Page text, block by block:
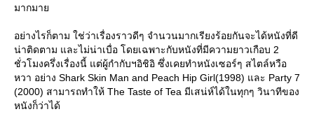
มากมา
อย่างไรก็ตาม ใช่ว่าเรื่องราวดีๆ จำนวนมากเรียงร้อยกันจะได้หนังที่ดี
น่าติดตาม และไม่น่าเบื่อ โดยเฉพาะกับหนังที่มีความยาวเกือบ 2
ชั่วโมงครึ่งเรื่องนี้ แต่ผู้กำกับฯอิชิอิ ซึ่งเคยทำหนังเซอร์ๆ สไตล์หวือ
หวา อย่าง Shark Skin Man and Peach Hip Girl(1998) และ Party 7
(2000) สามารถทำให้ The Taste of Tea มีเสน่ห์ได้ในทุกๆ วินาทีของ
หนังก็ว่าได้